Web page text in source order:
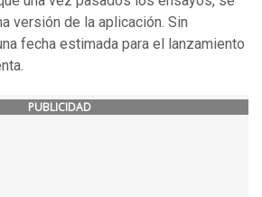
versión de la aplicación. Sin
fecha estimada para el lanzamiento
PUBLICIDAD